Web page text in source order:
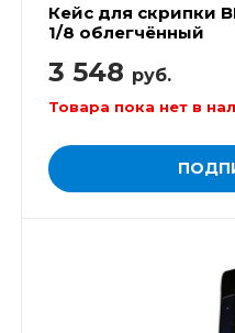
Кейс для скрипки
1/8 облегчённый
3 548 руб.
Товара пока нет в